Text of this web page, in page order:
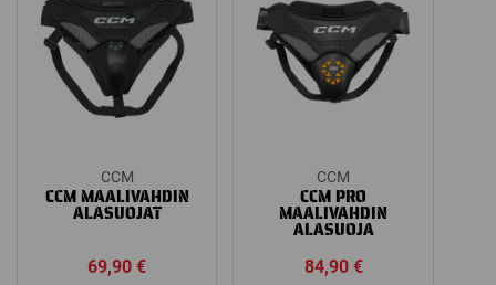
CCM
CCM MAALIVAHDIN
ALASUOJAT
69,90€
CCM
CCM PRO
MAALIVAHDIN
ALASUOJA
84,90 €